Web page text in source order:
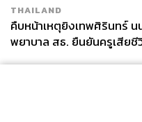
THAILAND
คืบหน้าเหตุยิงเทพศิรินทร์ น
พยาบาล สธ. ยืนยันครูเสียชี